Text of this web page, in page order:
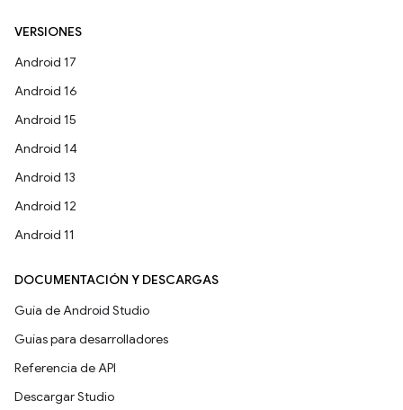
VERSIONES
Android 17
Android 16
Android 15
Android 14
Android 13
Android 12
Android 11
DOCUMENTACIÓN Y DESCARGAS
Guía de Android Studio
Guías para desarrolladores
Referencia de API
Descargar Studio